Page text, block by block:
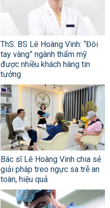
ThS. BS Lê Hoàng Vinh: “Đôi
tay vàng” ngành thẩm mỹ
được nhiều khách hàng tin
tưởng
Bác sĩ Lê Hoàng Vinh chia sẻ
giải pháp treo ngực sa trễ an
toàn, hiệu quả